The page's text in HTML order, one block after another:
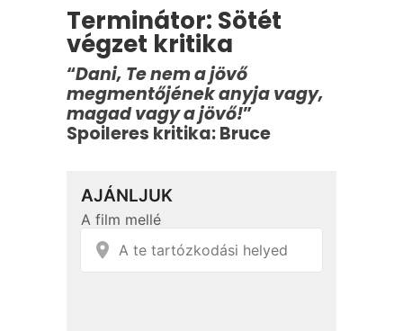
Terminátor: Sötét
végzet kritika
“Dani, Te nem a jövő
megmentőjének anyja vagy,
magad vagy a jövő!”
Spoileres kritika: Bruce